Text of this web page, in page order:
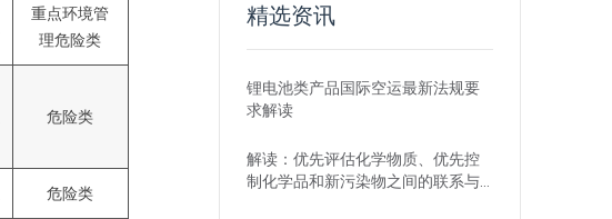
重点环境管
理危险类
危险类
危险类
精选资讯
锂电池类产品国际空运最新法规要
求解读
解读：优先评估化学物质、优先控
制化学品和新污染物之间的联系与